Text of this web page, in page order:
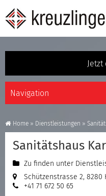
Home » Dienstleistungen »
Sanitätshaus
Zu finden unter
Schützenstrasse 2, 8280
+41 71 672 50 65